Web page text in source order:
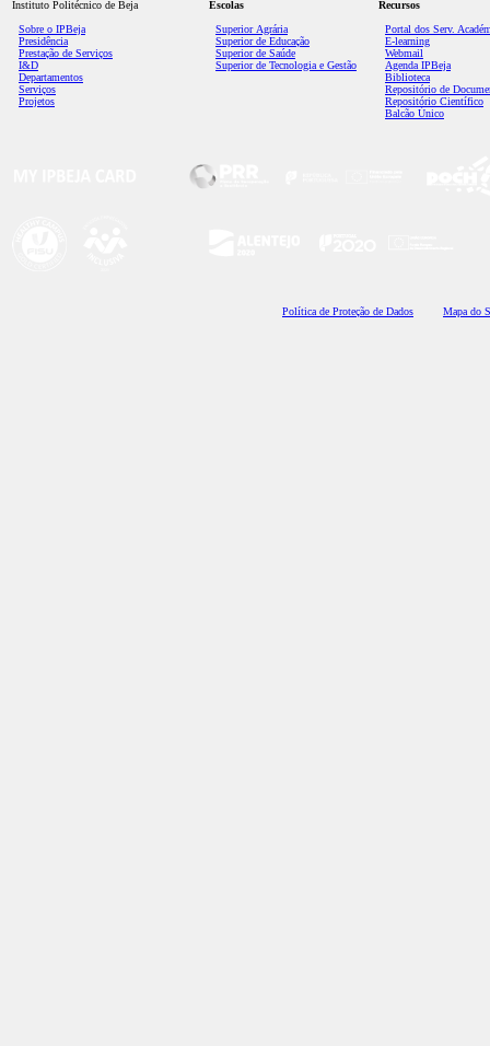
Instituto Politécnico de Beja
Sobre o IPBeja
Presidência
Prestação de Serviços
I&D
Departamentos
Serviços
Projetos
Escolas
Superior Agrária
Superior de Educação
Superior de Saúde
Superior de Tecnologia e Gestão
Recursos
Portal dos Serv.
E-learning
Webmail
Agenda IPBeja
Biblioteca
Repositório de
Repositório Científico
Balcão Único
Política de Proteção de Dados Mapa do